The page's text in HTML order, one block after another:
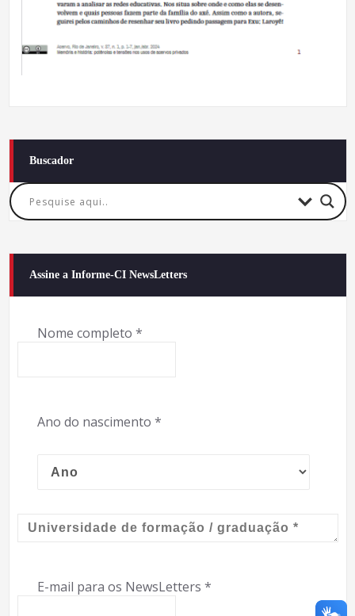
Buscador
Assine a Informe-CI NewsLetters
Nome completo *
Ano do nascimento *
E-mail para os NewsLetters *